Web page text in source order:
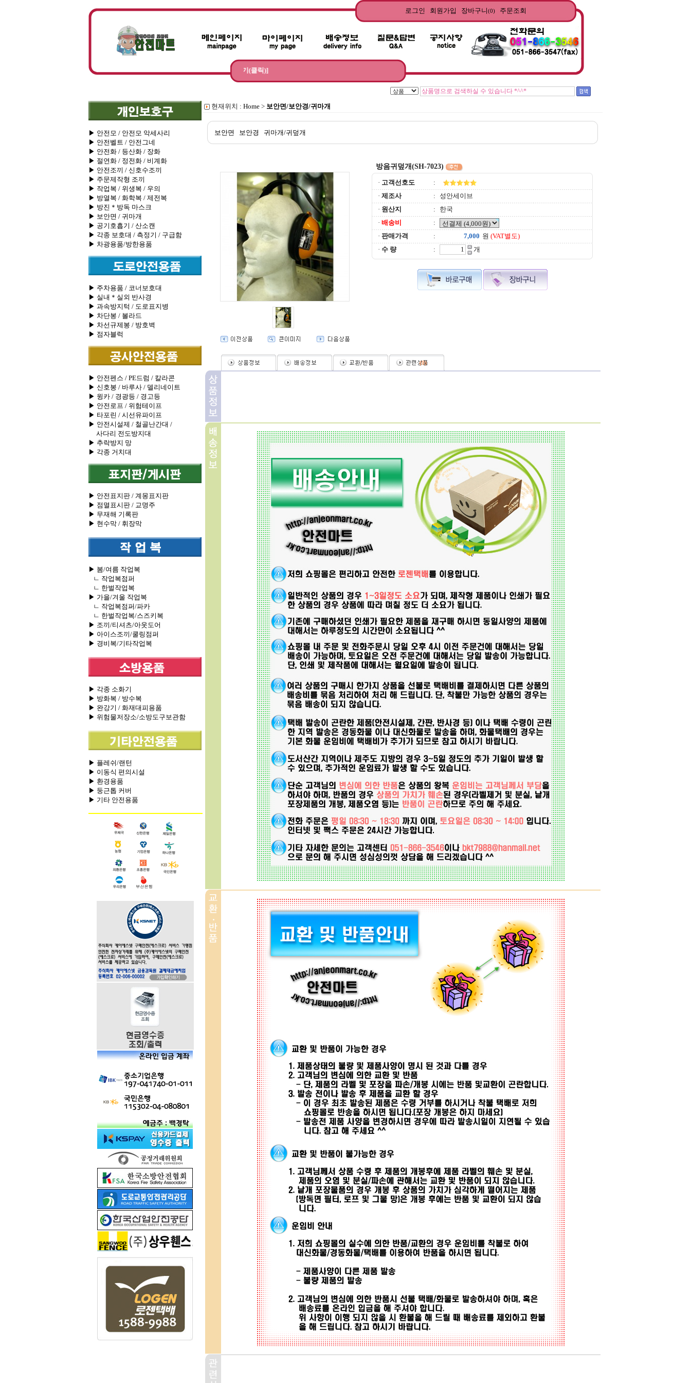
로그인 회원가입 장바구니(0) 주문조회
건설현장에서 사용되는 추락방지망, 낙하물 방지망, 차광망 설치 문의를 받고 있습니다. [내용보기(클릭)]
▶ 안전모 / 안전모 악세사리
▶ 안전벨트 / 안전그네
▶ 안전화 / 등산화 / 장화
▶ 절연화 / 정전화 / 비계화
▶ 안전조끼 / 신호수조끼
▶ 주문제작형 조끼
▶ 작업복 / 위생복 / 우의
▶ 방열복 / 화학복 / 제전복
▶ 방진＊방독 마스크
▶ 보안면 / 귀마개
▶ 공기호흡기 / 산소캔
▶ 각종 보호대 / 측정기 / 구급함
▶ 차광용품/방한용품
▶ 주차용품 / 코너보호대
▶ 실내＊실외 반사경
▶ 과속방지턱 / 도로표지병
▶ 차단봉 / 볼라드
▶ 차선규제봉 / 방호벽
▶ 점자블럭
▶ 안전펜스 / PE드럼 / 칼라콘
▶ 신호봉 / 바루사 / 델리네이트
▶ 윙카 / 경광등 / 경고등
▶ 안전로프 / 위험테이프
▶ 타포린 / 시선유파이프
▶ 안전시설제 / 철골난간대 /
사다리 전도방지대
▶ 추락방지 망
▶ 각종 거치대
▶ 안전표지판 / 계몽표지판
▶ 점멸표시판 / 교명주
▶ 무재해 기록판
▶ 현수막 / 휘장막
▶ 봄/여름 작업복
ㄴ 작업복점퍼
ㄴ 한벌작업복
▶ 가을/겨울 작업복
ㄴ 작업복점퍼/파카
ㄴ 한벌작업복/스즈키복
▶ 조끼/티셔츠/아웃도어
▶ 아이스조끼/쿨링점퍼
▶ 경비복/기타작업복
▶ 각종 소화기
▶ 방화복 / 방수복
▶ 완강기 / 화재대피용품
▶ 위험물저장소/소방도구보관함
▶ 플레쉬/랜턴
▶ 이동식 편의시설
▶ 환경용품
▶ 둥근톱 커버
▶ 기타 안전용품
현재위치 : Home > 보안면/보안경/귀마개
보안면 보안경 귀마개/귀덮개
방음귀덮개(SH-7023)
· 고객선호도
:
· 제조사 :
성안세이브
· 원산지 :
한국
· 배송비
:
· 판매가격 : 원 (VAT별도)
· 수 량 : 개
(0)